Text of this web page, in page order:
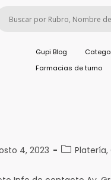
Gupi Blog
Farmacias de turno
4, 2023 Platería,